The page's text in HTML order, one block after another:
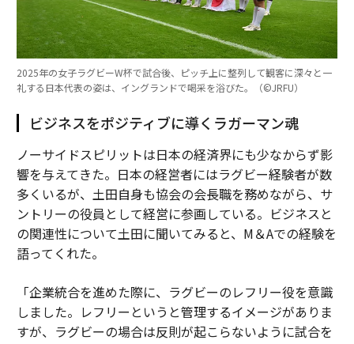
2025年の女子ラグビーW杯で試合後、ピッチ上に整列して観客に深々と一
礼する日本代表の姿は、イングランドで喝采を浴びた。（©︎JRFU）
ビジネスをポジティブに導くラガーマン魂
ノーサイドスピリットは日本の経済界にも少なからず影
響を与えてきた。日本の経営者にはラグビー経験者が数
多くいるが、土田自身も協会の会長職を務めながら、サ
ントリーの役員として経営に参画している。ビジネスと
の関連性について土田に聞いてみると、M＆Aでの経験を
語ってくれた。
「企業統合を進めた際に、ラグビーのレフリー役を意識
しました。レフリーというと管理するイメージがありま
すが、ラグビーの場合は反則が起こらないように試合を